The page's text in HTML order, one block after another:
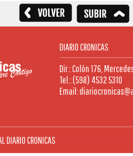
DIARIO CRONICAS
Dir.: Colón 176,
Tel.: (598) 4532 5310
Email:
DIARIO CRONICAS